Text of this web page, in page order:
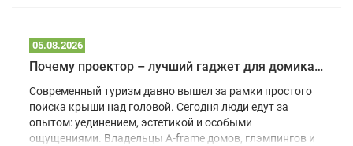
05.08.2026
Почему проектор – лучший гаджет для домика в глэмпинге
Современный туризм давно вышел за рамки простого
поиска крыши над головой. Сегодня люди едут за
опытом: уединением, эстетикой и особыми
ощущениями. Владельцы A-frame домов, глэмпингов и